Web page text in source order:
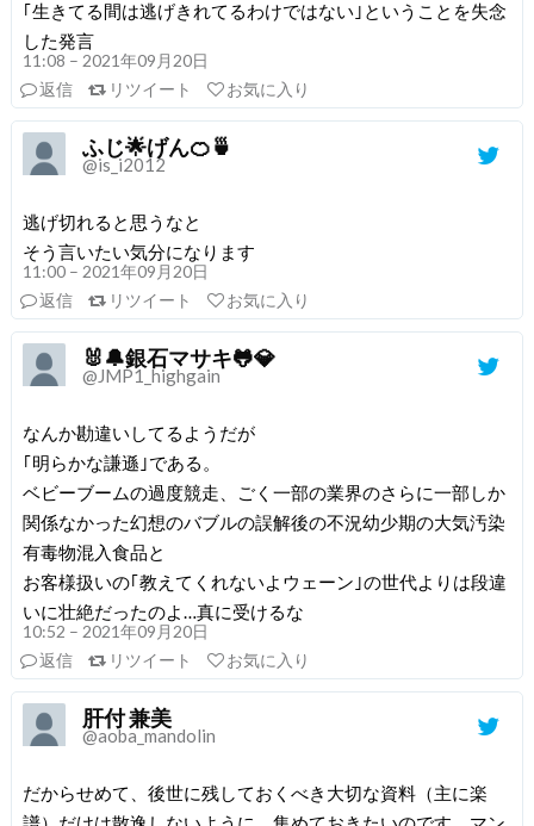
｢生きてる間は逃げきれてるわけではない｣ということを失念
した発言
11:08 – 2021年09月20日
返信
リツイート お気に入り
ふじ🌟げん🍊🍵
@is_i2012
逃げ切れると思うなと
そう言いたい気分になります
11:00 – 2021年09月20日
返信
リツイート お気に入り
🐰🔔銀石マサキ🐸💎
@JMP1_highgain
なんか勘違いしてるようだが
｢明らかな謙遜｣である。
ベビーブームの過度競走、ごく一部の業界のさらに一部しか
関係なかった幻想のバブルの誤解後の不況幼少期の大気汚染
有毒物混入食品と
お客様扱いの｢教えてくれないよウェーン｣の世代よりは段違
いに壮絶だったのよ…真に受けるな
10:52 – 2021年09月20日
返信
リツイート お気に入り
肝付 兼美
@aoba_mandolin
だからせめて、後世に残しておくべき大切な資料（主に楽